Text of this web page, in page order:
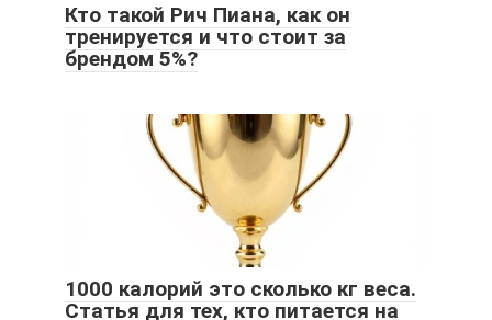
Кто такой Рич Пиана, как он
тренируется и что стоит за
брендом 5%?
1000 калорий это сколько кг веса.
Статья для тех, кто питается на